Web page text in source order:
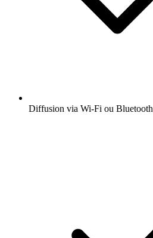
Diffusion via Wi-Fi ou Bluetooth